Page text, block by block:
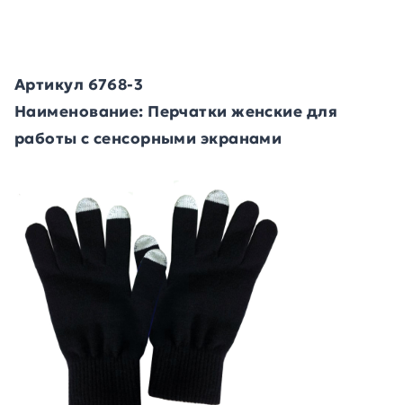
Артикул 6768-3
Наименование: Перчатки женские для
работы с сенсорными экранами